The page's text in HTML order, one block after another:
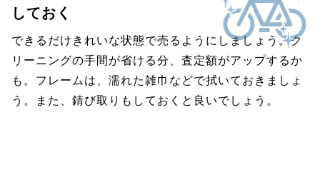
しておく
できるだけきれいな状態で売るようにしましょう。ク
リーニングの手間が省ける分、査定額がアップするか
も。フレームは、濡れた雑巾などで拭いておきましょ
う。また、錆び取りもしておくと良いでしょう。